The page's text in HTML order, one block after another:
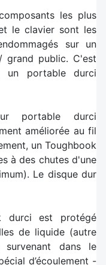
les plus
le clavier sont les
sur un
grand public. C'est
un portable durci
portable durci
améliorée au fil
un Toughbook
à des chutes d'une
Le disque dur
durci est protégé
de liquide (autre
survenant dans le
d’écoulement -